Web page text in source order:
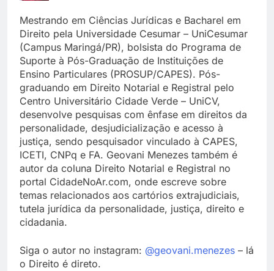
Mestrando em Ciências Jurídicas e Bacharel em
Direito pela Universidade Cesumar – UniCesumar
(Campus Maringá/PR), bolsista do Programa de
Suporte à Pós-Graduação de Instituições de
Ensino Particulares (PROSUP/CAPES). Pós-
graduando em Direito Notarial e Registral pelo
Centro Universitário Cidade Verde – UniCV,
desenvolve pesquisas com ênfase em direitos da
personalidade, desjudicialização e acesso à
justiça, sendo pesquisador vinculado à CAPES,
ICETI, CNPq e FA. Geovani Menezes também é
autor da coluna Direito Notarial e Registral no
portal CidadeNoAr.com, onde escreve sobre
temas relacionados aos cartórios extrajudiciais,
tutela jurídica da personalidade, justiça, direito e
cidadania.
Siga o autor no instagram: @geovani.menezes – lá
o Direito é direto.